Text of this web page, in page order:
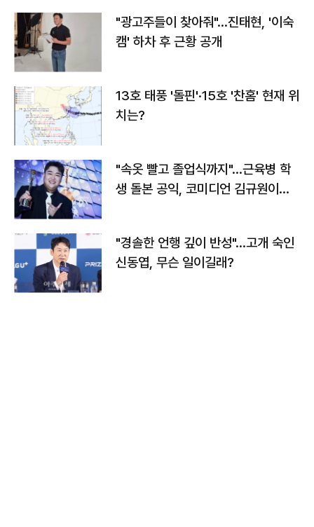
"광고주들이 찾아줘"…진태현, '이숙
캠' 하차 후 근황 공개
13호 태풍 '돌핀'·15호 '찬홈' 현재 위
치는?
"속옷 빨고 졸업식까지"…근육병 학
생 돌본 공익, 코미디언 김규원이었
"경솔한 언행 깊이 반성"…고개 숙인
신동엽, 무슨 일이길래?